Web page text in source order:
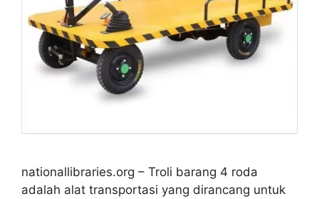
nationallibraries.org – Troli barang 4 roda
adalah alat transportasi yang dirancang untuk